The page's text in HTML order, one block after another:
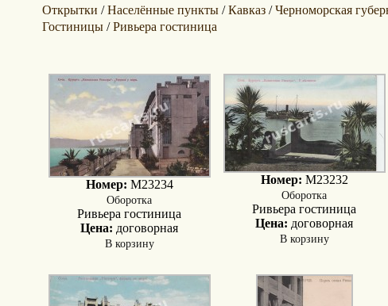
Открытки /Населённые пункты/Кавказ/Черноморская
Гостиницы/Ривьера гостиница
Номер: M23234
Оборотка
Ривьера гостиница
Цена: договорная
В корзину
Номер: M23232
Оборотка
Ривьера гостиница
Цена: договорная
В корзину